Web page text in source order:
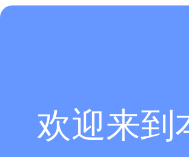
欢迎来到